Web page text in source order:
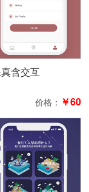
含交互
价格： ￥60